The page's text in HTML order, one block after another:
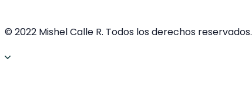
© 2022 Mishel Calle R. Todos los derechos reservados.